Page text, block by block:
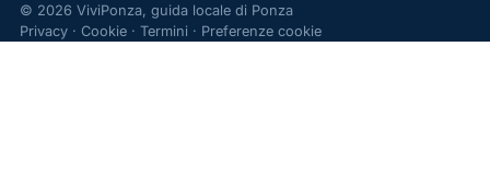
© 2026 ViviPonza, guida locale di Ponza
Privacy· Cookie· Termini · Preferenze cookie